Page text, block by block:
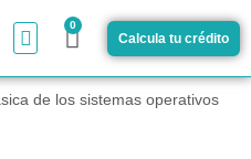
0
Calcula tu crédito
de los sistemas operativos